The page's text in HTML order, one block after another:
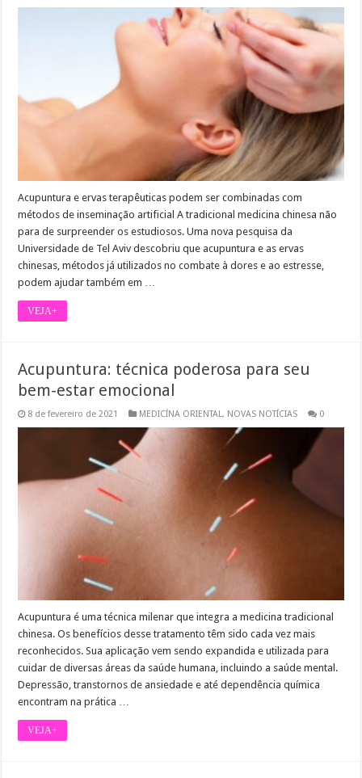
Acupuntura e ervas terapêuticas podem ser combinadas com
métodos de inseminação artificial A tradicional medicina chinesa não
para de surpreender os estudiosos. Uma nova pesquisa da
Universidade de Tel Aviv descobriu que acupuntura e as ervas
chinesas, métodos já utilizados no combate à dores e ao estresse,
podem ajudar também em …
VEJA+
Acupuntura: técnica poderosa para seu
bem-estar emocional
8 de fevereiro de 2021 MEDICÍNA ORIENTAL, NOVAS NOTÍCIAS 0
Acupuntura é uma técnica milenar que integra a medicina tradicional
chinesa. Os benefícios desse tratamento têm sido cada vez mais
reconhecidos. Sua aplicação vem sendo expandida e utilizada para
cuidar de diversas áreas da saúde humana, incluindo a saúde mental.
Depressão, transtornos de ansiedade e até dependência química
encontram na prática …
VEJA+